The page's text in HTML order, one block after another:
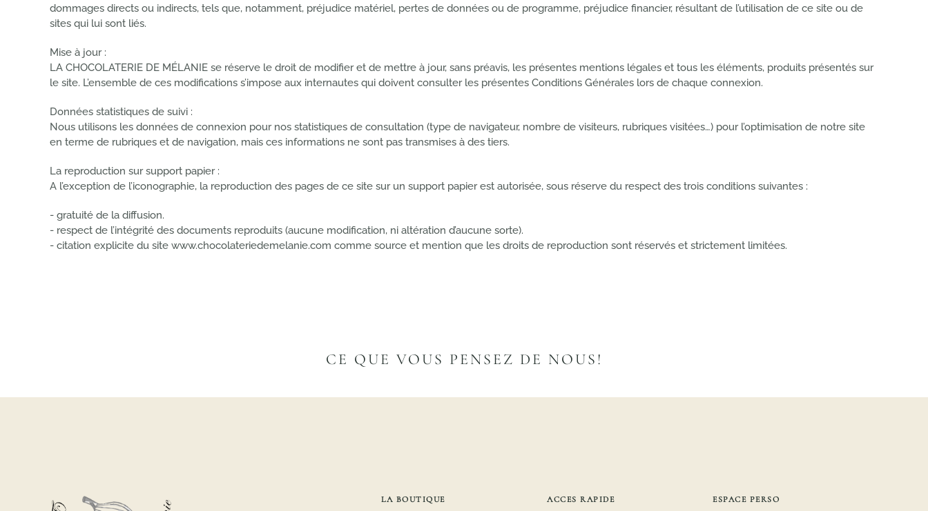
dommages directs ou indirects, tels que, notamment, préjudice matériel, pertes de données ou de programme, préjudice financier, résultant de l’utilisation de ce site ou de
sites qui lui sont liés.
Mise à jour :
LA CHOCOLATERIE DE MÉLANIE se réserve le droit de modifier et de mettre à jour, sans préavis, les présentes mentions légales et tous les éléments, produits présentés sur
le site. L’ensemble de ces modifications s’impose aux internautes qui doivent consulter les présentes Conditions Générales lors de chaque connexion.
Données statistiques de suivi :
Nous utilisons les données de connexion pour nos statistiques de consultation (type de navigateur, nombre de visiteurs, rubriques visitées…) pour l’optimisation de notre site
en terme de rubriques et de navigation, mais ces informations ne sont pas transmises à des tiers.
La reproduction sur support papier :
A l’exception de l’iconographie, la reproduction des pages de ce site sur un support papier est autorisée, sous réserve du respect des trois conditions suivantes :
- gratuité de la diffusion.
- respect de l’intégrité des documents reproduits (aucune modification, ni altération d’aucune sorte).
- citation explicite du site www.chocolateriedemelanie.com comme source et mention que les droits de reproduction sont réservés et strictement limitées.
CE QUE VOUS PENSEZ DE NOUS!
LA BOUTIQUE ACCES RAPIDE ESPACE PERSO